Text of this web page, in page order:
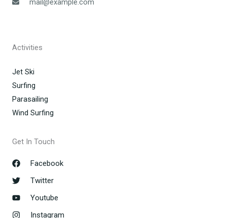
mail@example.com
Activities
Jet Ski
Surfing
Parasailing
Wind Surfing
Get In Touch
Facebook
Twitter
Youtube
Instagram